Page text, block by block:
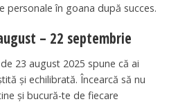
personale în goana după succes.
– 22 septembrie
23 august 2025 spune că ai
și echilibrată. Încearcă să nu
și bucură-te de fiecare